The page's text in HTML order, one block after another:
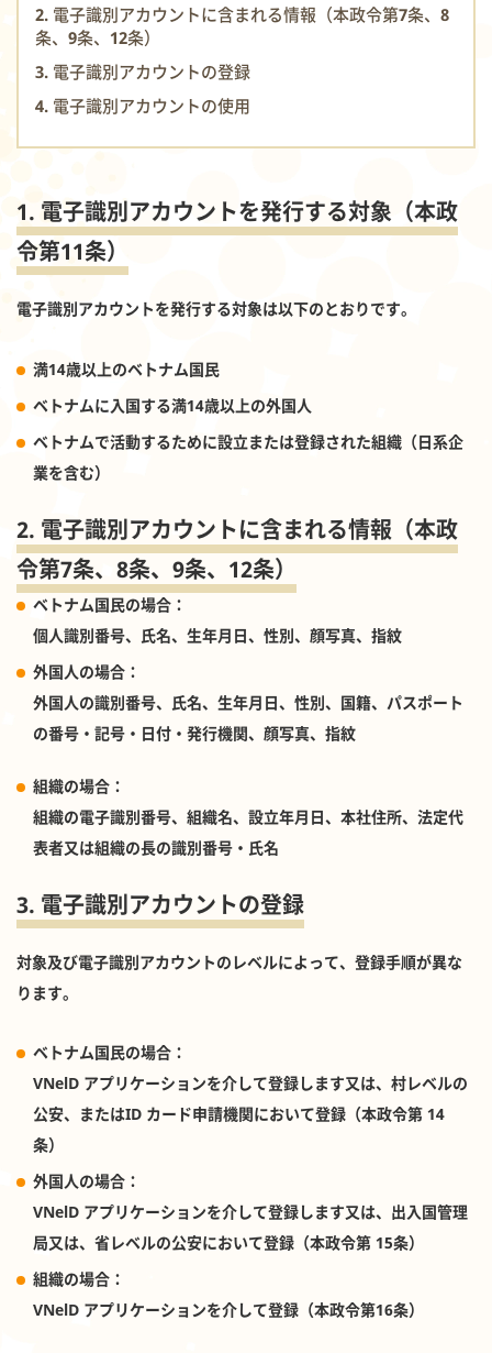
2. 電子識別アカウントに含まれる情報（本政令第7条、8
条、9条、12条）
3. 電子識別アカウントの登録
4. 電子識別アカウントの使用
1. 電子識別アカウントを発行する対象（本政
令第11条）
電子識別アカウントを発行する対象は以下のとおりです。
満14歳以上のベトナム国民
ベトナムに入国する満14歳以上の外国人
ベトナムで活動するために設立または登録された組織（日系企
業を含む）
2. 電子識別アカウントに含まれる情報（本政
令第7条、 8条、 9条、 12条）
ベトナム国民の場合：
個人識別番号、氏名、生年月日、性別、顔写真、指紋
外国人の場合：
外国人の識別番号、氏名、生年月日、性別、国籍、パスポート
の番号・記号・日付・発行機関、顔写真、指紋
組織の場合：
組織の電子識別番号、組織名、設立年月日、本社住所、法定代
表者又は組織の長の識別番号・氏名
3. 電子識別アカウントの登録
対象及び電子識別アカウントのレベルによって、登録手順が異な
ります。
ベトナム国民の場合：
VNelD アプリケーションを介して登録します又は、村レベルの
公安、またはID カード申請機関において登録（本政令第 14
条）
外国人の場合：
VNelD アプリケーションを介して登録します又は、出入国管理
局又は、省レベルの公安において登録（本政令第 15条）
組織の場合：
VNelD アプリケーションを介して登録（本政令第16条）